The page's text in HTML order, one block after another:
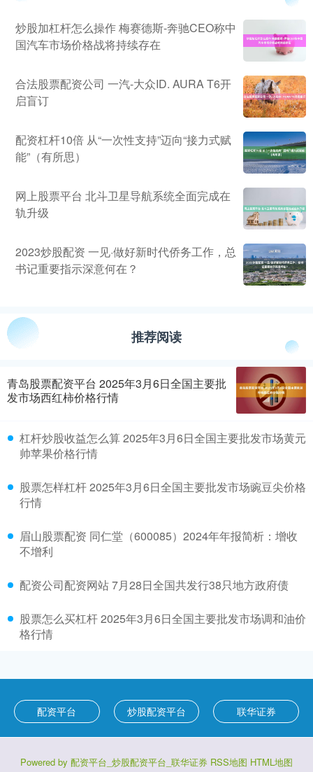
炒股加杠杆怎么操作 梅赛德斯-奔驰CEO称中
国汽车市场价格战将持续存在
合法股票配资公司 一汽-大众ID. AURA T6开
启盲订
配资杠杆10倍 从“一次性支持”迈向“接力式赋
能”（有所思）
网上股票平台 北斗卫星导航系统全面完成在
轨升级
2023炒股配资 一见·做好新时代侨务工作，总
书记重要指示深意何在？
推荐阅读
青岛股票配资平台 2025年3月6日全国主要批
发市场西红柿价格行情
杠杆炒股收益怎么算 2025年3月6日全国主要批发市场黄元
帅苹果价格行情
股票怎样杠杆 2025年3月6日全国主要批发市场豌豆尖价格
行情
眉山股票配资 同仁堂（600085）2024年年报简析：增收
不增利
配资公司配资网站 7月28日全国共发行38只地方政府债
股票怎么买杠杆 2025年3月6日全国主要批发市场调和油价
格行情
配资平台 炒股配资平台 联华证券
Powered by 配资平台_炒股配资平台_联华证券 RSS地图 HTML地图